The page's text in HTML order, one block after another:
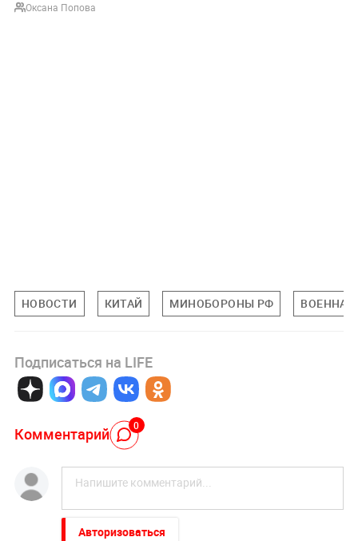
Оксана Попова
НОВОСТИ КИТАЙ МИНОБОРОНЫ РФ ВОЕННАЯ
Подписаться на LIFE
Комментарий 0
Авторизоваться